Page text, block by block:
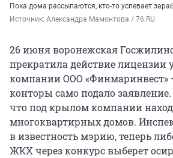
Пока дома рассыпаются, кто-то успевает
Источник: Александра Мамонтова / 76.RU
26 июня воронежская
прекратила действие
компании ООО «Финмаринвест»
конторы само подало
что под крылом компании
многоквартирных домов.
в известность мэрию, теперь
ЖКХ через конкурс выберет